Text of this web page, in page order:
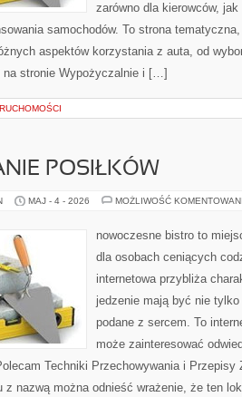
zarówno dla kierowców,
samochodów. To strona
aspektów korzystania z auta, od
na stronie Wypożyczalnie i […]
POSIŁKÓW
MAJ - 4 - 2026 MOŻLIWOŚĆ
nowoczesne bistro to
dla osobach ceniących
internetowa przybliża
jedzenie mają być nie
podane z sercem. To
może zainteresować
Techniki Przechowywania i Przepisy
z nazwą można odnieść wrażenie, że ten